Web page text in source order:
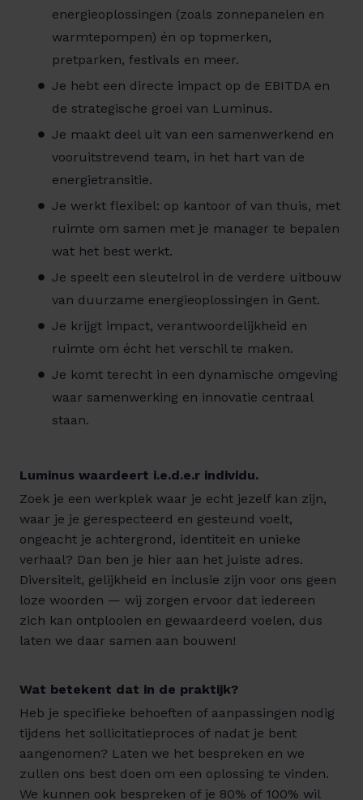
energieoplossingen (zoals zonnepanelen en
warmtepompen) én op topmerken,
pretparken, festivals en meer.
Je hebt een directe impact op de EBITDA en
de strategische groei van Luminus.
Je maakt deel uit van een samenwerkend en
vooruitstrevend team, in het hart van de
energietransitie.
Je werkt flexibel: op kantoor of van thuis, met
ruimte om samen met je manager te bepalen
wat het best werkt.
Je speelt een sleutelrol in de verdere uitbouw
van duurzame energieoplossingen in Gent.
Je krijgt impact, verantwoordelijkheid en
ruimte om écht het verschil te maken.
Je komt terecht in een dynamische omgeving
waar samenwerking en innovatie centraal
staan.
Luminus waardeert i.e.d.e.r individu.
Zoek je een werkplek waar je echt jezelf kan zijn,
waar je je gerespecteerd en gesteund voelt,
ongeacht je achtergrond, identiteit en unieke
verhaal? Dan ben je hier aan het juiste adres.
Diversiteit, gelijkheid en inclusie zijn voor ons geen
loze woorden — wij zorgen ervoor dat iedereen
zich kan ontplooien en gewaardeerd voelen, dus
laten we daar samen aan bouwen!
Wat betekent dat in de praktijk?
Heb je specifieke behoeften of aanpassingen nodig
tijdens het sollicitatieproces of nadat je bent
aangenomen? Laten we het bespreken en we
zullen ons best doen om een oplossing te vinden.
We kunnen ook bespreken of je 80% of 100% wil